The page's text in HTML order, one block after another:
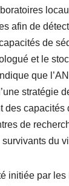
afin de
de
et le
que
stratégie
des capacités
de
du
initiée par